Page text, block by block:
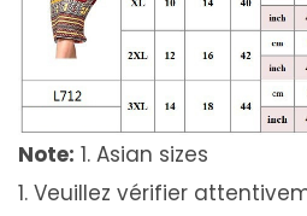
Note: 1. Asian sizes
1. Veuillez vérifier